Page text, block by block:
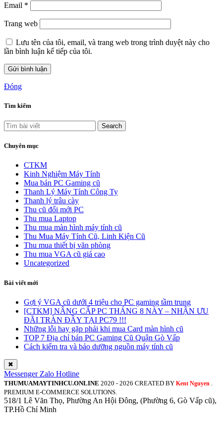
Email *
Trang web
Lưu tên của tôi, email, và trang web trong trình duyệt này cho
lần bình luận kế tiếp của tôi.
Đóng
Tìm kiếm
Search
Chuyên mục
CTKM
Kinh Nghiệm Máy Tính
Mua bán PC Gaming cũ
Thanh Lý Máy Tính Công Ty
Thanh lý trâu cày
Thu cũ đổi mới PC
Thu mua Laptop
Thu mua màn hình máy tính cũ
Thu Mua Máy Tính Cũ, Linh Kiện Cũ
Thu mua thiết bị văn phòng
Thu mua VGA cũ giá cao
Uncategorized
Bài viết mới
Gợi ý VGA cũ dưới 4 triệu cho PC gaming tầm trung
[CTKM] NÂNG CẤP PC THÁNG 8 NÀY – NHẬN ƯU
ĐÃI TRÀN ĐẦY TẠI PC79 !!!
Những lỗi hay gặp phải khi mua Card màn hình cũ
TOP 7 Địa chỉ bán PC Gaming Cũ Quận Gò Vấp
Cách kiểm tra và bảo dưỡng nguồn máy tính cũ
✖
Messenger Zalo Hotline
THUMUAMAYTINHCU.ONLINE 2020 - 2026 CREATED BY Kent Nguyen
PREMIUM E-COMMERCE SOLUTIONS.
518/1 Lê Văn Thọ, Phường An Hội Đông, (Phường 6, Gò Vấp cũ),
TP.Hồ Chí Minh